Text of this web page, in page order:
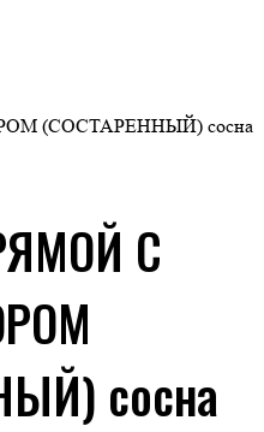
(СОСТАРЕННЫЙ) сосна
С
сосна